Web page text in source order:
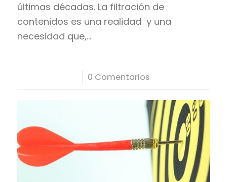
últimas décadas. La filtración de
contenidos es una realidad y una
necesidad que,…
0 Comentarios